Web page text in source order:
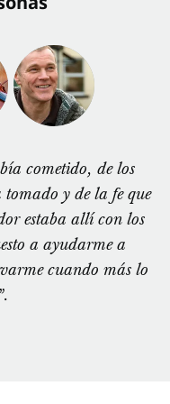
cometido, de los
y de la fe que
estaba allí con los
a ayudarme a
cuando más lo